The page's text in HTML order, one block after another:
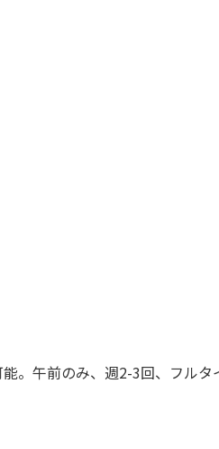
午前のみ、週2-3回、フル